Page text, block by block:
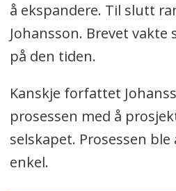
å ekspandere. Til slutt
Johansson. Brevet
på den tiden.
Kanskje forfattet
prosessen med å
selskapet. Prosessen
enkel.